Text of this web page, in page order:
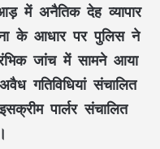
में अनैतिक देह व्यापार
के आधार पर पुलिस ने
जांच में सामने आया
संचालित
पार्लर संचालित